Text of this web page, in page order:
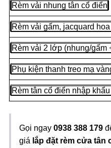
Rèm vải nhung tân cổ điển
Rèm vải gấm, jacquard
Rèm vải 2 lớp (nhung/gấm
Phụ kiện thanh treo mạ
Rèm tân cổ điển nhập
Gọi ngay 0938 388 179
giá lắp đặt rèm cửa tân